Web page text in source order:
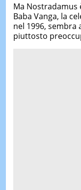
Ma Nostradamus
Baba Vanga, la
nel 1996,
piuttosto